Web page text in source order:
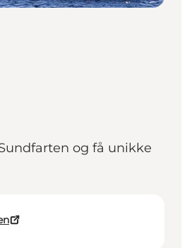
og få unikke